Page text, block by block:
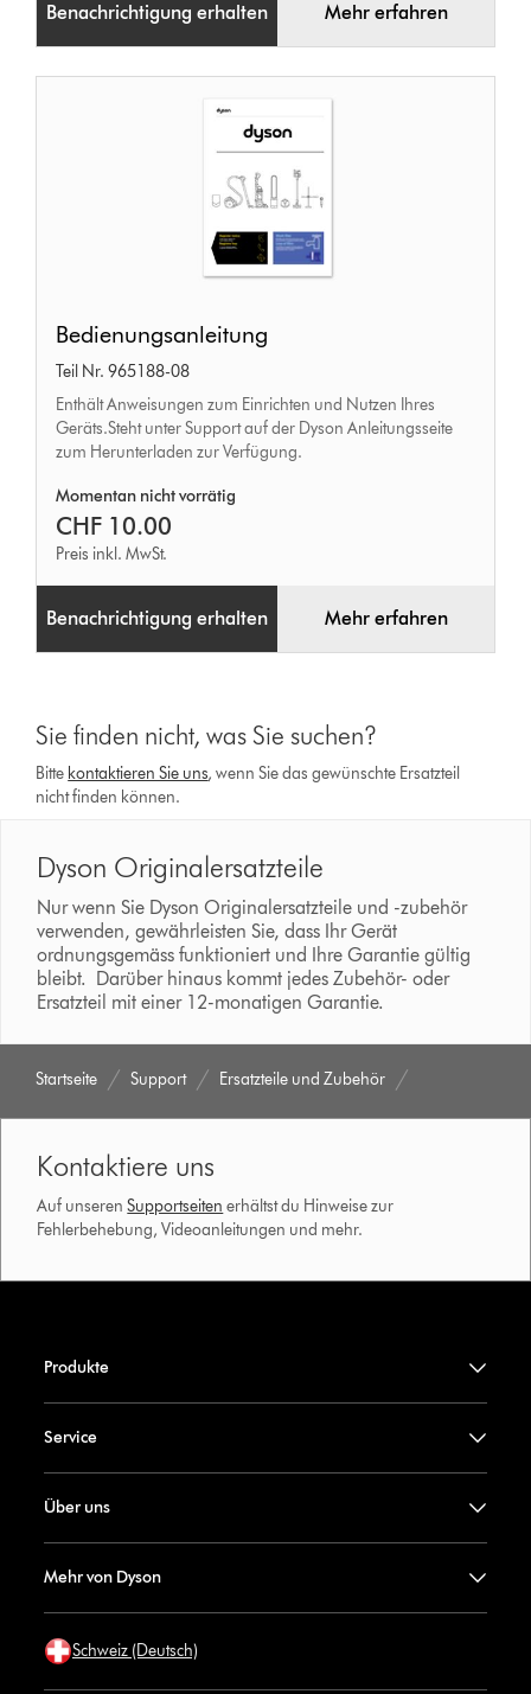
Benachrichtigung erhalten Mehr erfahren
Bedienungsanleitung
Teil Nr. 965188-08
Enthält Anweisungen zum Einrichten und Nutzen Ihres
Geräts.Steht unter Support auf der Dyson Anleitungsseite
zum Herunterladen zur Verfügung.
Momentan nicht vorrätig
CHF 10.00
Preis inkl. MwSt.
Benachrichtigung erhalten Mehr erfahren
Sie finden nicht, was Sie suchen?
Bitte kontaktieren Sie uns, wenn Sie das gewünschte Ersatzteil
nicht finden können.
Dyson Originalersatzteile
Nur wenn Sie Dyson Originalersatzteile und -zubehör
verwenden, gewährleisten Sie, dass Ihr Gerät
ordnungsgemäss funktioniert und Ihre Garantie gültig
bleibt. Darüber hinaus kommt jedes Zubehör- oder
Ersatzteil mit einer 12-monatigen Garantie.
Startseite Support Ersatzteile und Zubehör
Kontaktiere uns
Auf unserenSupportseiten erhältst du Hinweise zur
Fehlerbehebung, Videoanleitungen und mehr.
Produkte
Service
Über uns
Mehr von Dyson
Schweiz (Deutsch)